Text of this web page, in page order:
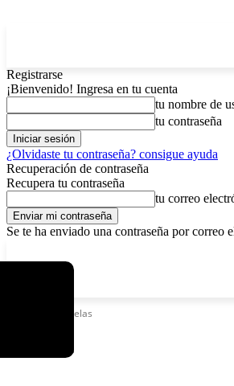
Registrarse
¡Bienvenido! Ingresa en tu cuenta
tu nombre de
tu contraseña
¿Olvidaste tu contraseña? consigue ayuda
Recuperación de contraseña
Recupera tu contraseña
tu correo
Se te ha enviado una contraseña por correo
Novelas